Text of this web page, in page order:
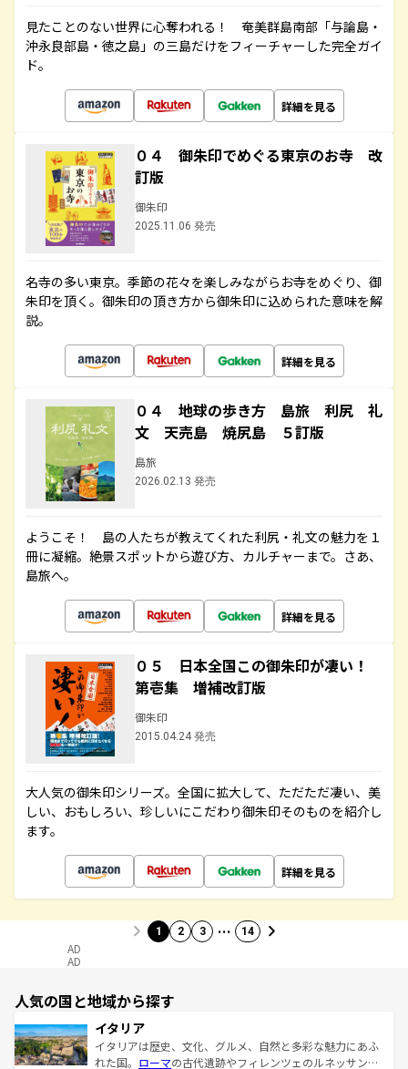
見たことのない世界に心奪われる！ 奄美群島南部「与論島・
沖永良部島・徳之島」の三島だけをフィーチャーした完全ガイ
ド。
詳細を見る
０４ 御朱印でめぐる東京のお寺 改
訂版
御朱印
2025.11.06 発売
名寺の多い東京。季節の花々を楽しみながらお寺をめぐり、御
朱印を頂く。御朱印の頂き方から御朱印に込められた意味を解
説。
詳細を見る
０４ 地球の歩き方 島旅 利尻 礼
文 天売島 焼尻島 ５訂版
島旅
2026.02.13 発売
ようこそ！ 島の人たちが教えてくれた利尻・礼文の魅力を１
冊に凝縮。絶景スポットから遊び方、カルチャーまで。さあ、
島旅へ。
詳細を見る
０５ 日本全国この御朱印が凄い！
第壱集 増補改訂版
御朱印
2015.04.24 発売
大人気の御朱印シリーズ。全国に拡大して、ただただ凄い、美
しい、おもしろい、珍しいにこだわり御朱印そのものを紹介し
ます。
詳細を見る
1 2 3 … 14
AD
AD
人気の国と地域から探す
イタリア
イタリアは歴史、文化、グルメ、自然と多彩な魅力にあふ
れた国。 ローマの古代遺跡やフィレンツェのルネッサンス